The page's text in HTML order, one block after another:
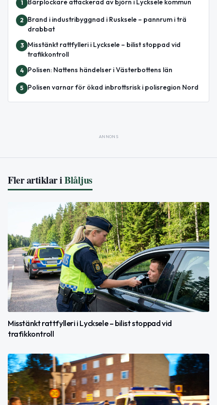
1 Bärplockare attackerad av björn i Lycksele kommun
2
Brand i industribyggnad i Rusksele – pannrum i trä
drabbat
3
Misstänkt rattfylleri i Lycksele – bilist stoppad vid
trafikkontroll
4 Polisen: Nattens händelser i Västerbottens län
5 Polisen varnar för ökad inbrottsrisk i polisregion Nord
ANNONS
Fler artiklar iBlåljus
Misstänkt rattfylleri i Lycksele – bilist stoppad vid
trafikkontroll